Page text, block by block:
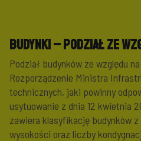
Budynki – podział ze
Podział budynków ze względu
Rozporządzenie Ministra
technicznych, jaki powinny
usytuowanie z dnia 12 kwietnia
zawiera klasyfikację budynków
wysokości oraz liczby